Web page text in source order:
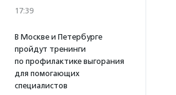
17:39
В Москве и Петербурге
пройдут тренинги
по профилактике выгорания
для помогающих
специалистов